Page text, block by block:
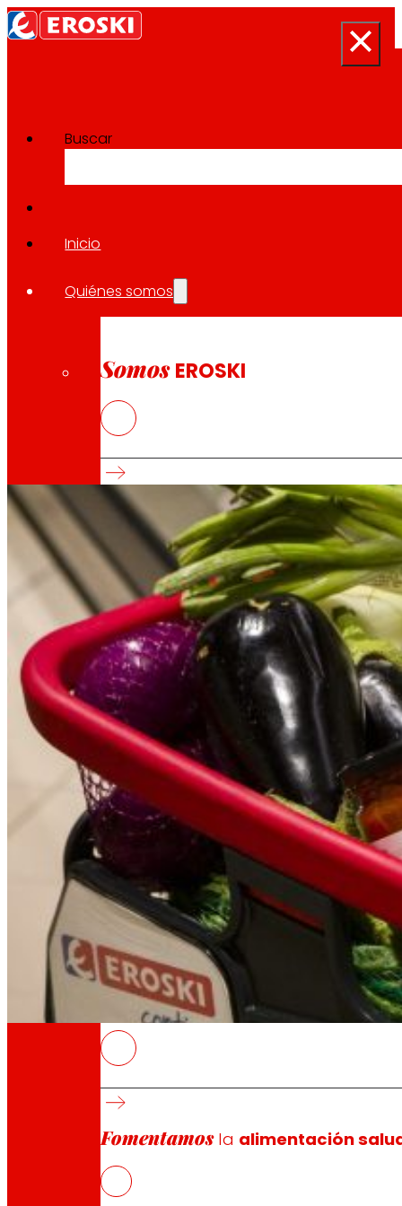
Buscar
Inicio
Quiénes somos
Somos EROSKI
Así somos
Todo nuestro ADN: un viaje por la misión, la
Cooperativa
Somos por y para las personas. Descubre
Fundación
A través de nuestra Fundación impulsamos
Compromisos
Compromisos EROSKI
Fomentamosla alimentación
Sala de prensa
Volver a todas las noticias
11.09.2025
EROSKI y Gardeniers se alían
Alianza por una alimentación sostenible e
Esta alianza refuerza el compromiso
Los supermercados EROSKI en Aragón